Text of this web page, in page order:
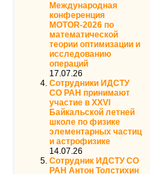
Международная
конференция
MOTOR‑2026 по
математической
теории оптимизации и
исследованию
операций
17.07.26
Сотрудники ИДСТУ
СО РАН принимают
участие в XXVI
Байкальской летней
школе по физике
элементарных частиц
и астрофизике
14.07.26
Сотрудник ИДСТУ СО
РАН Антон Толстихин